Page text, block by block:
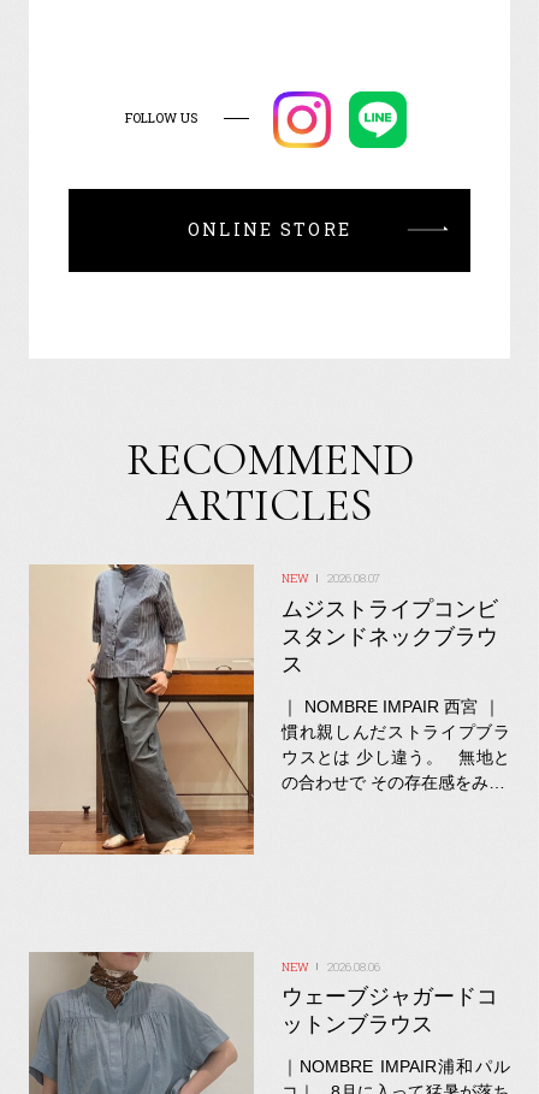
FOLLOW US
ONLINE STORE
RECOMMEND
ARTICLES
2026.08.07
ムジストライプコンビ
スタンドネックブラウ
ス
｜ NOMBRE IMPAIR 西宮 ｜
慣れ親しんだストライプブラ
ウスとは 少し違う。 無地と
の合わせで その存在感をみ…
2026.08.06
ウェーブジャガードコ
ットンブラウス
｜NOMBRE IMPAIR浦和パル